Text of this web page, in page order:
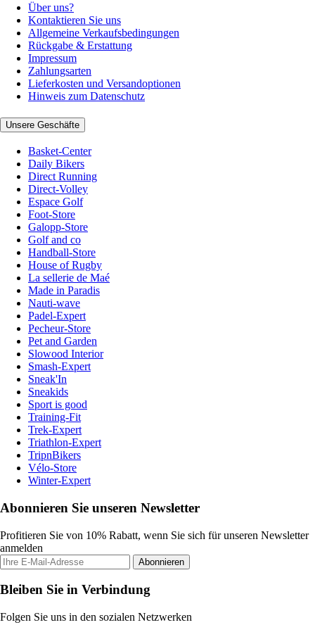
Über uns?
Kontaktieren Sie uns
Allgemeine Verkaufsbedingungen
Rückgabe & Erstattung
Impressum
Zahlungsarten
Lieferkosten und Versandoptionen
Hinweis zum Datenschutz
Unsere Geschäfte
Basket-Center
Daily Bikers
Direct Running
Direct-Volley
Espace Golf
Foot-Store
Galopp-Store
Golf and co
Handball-Store
House of Rugby
La sellerie de Maé
Made in Paradis
Nauti-wave
Padel-Expert
Pecheur-Store
Pet and Garden
Slowood Interior
Smash-Expert
Sneak'In
Sneakids
Sport is good
Training-Fit
Trek-Expert
Triathlon-Expert
TripnBikers
Vélo-Store
Winter-Expert
Abonnieren Sie unseren Newsletter
Profitieren Sie von 10% Rabatt, wenn Sie sich für unseren Newsletter
anmelden
Abonnieren
Bleiben Sie in Verbindung
Folgen Sie uns in den sozialen Netzwerken